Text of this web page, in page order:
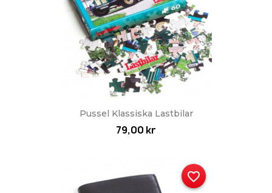
Pussel Klassiska Lastbilar
79,00 kr
favorite_border